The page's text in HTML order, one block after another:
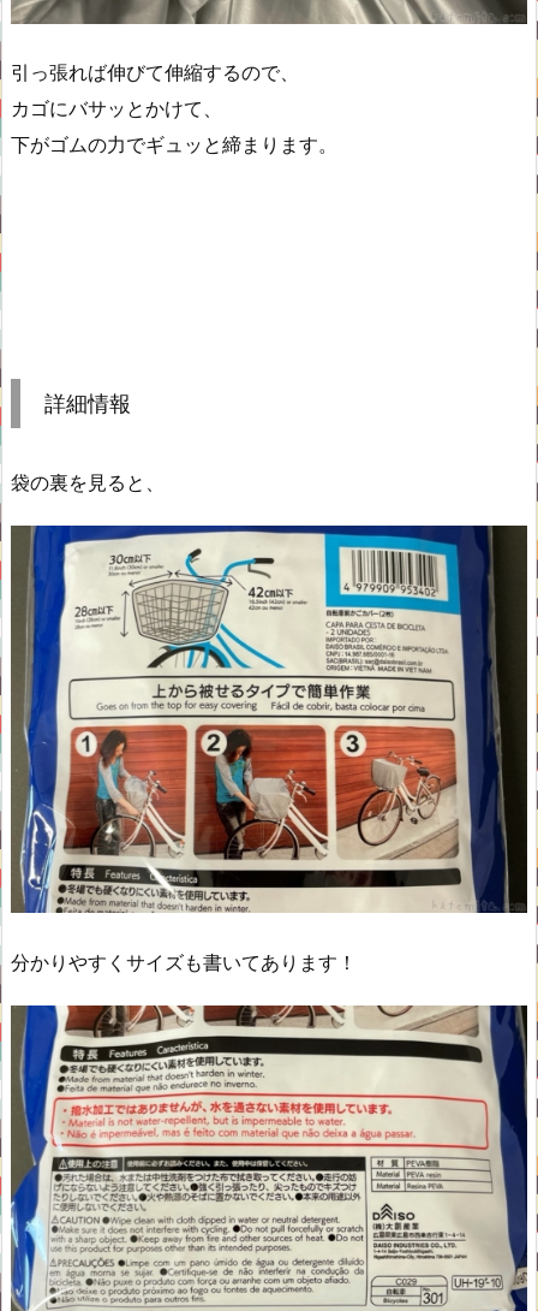
引っ張れば伸びて伸縮するので、
カゴにバサッとかけて、
下がゴムの力でギュッと締まります。
詳細情報
袋の裏を見ると、
分かりやすくサイズも書いてあります！